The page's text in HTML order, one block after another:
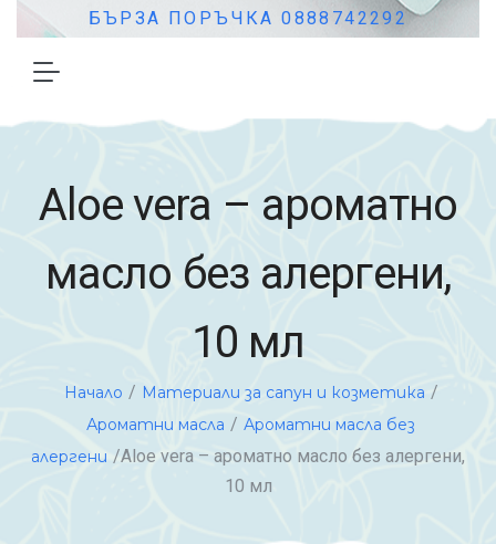
БЪРЗА ПОРЪЧКА 0888742292
Aloe vera – ароматно
масло без алергени,
10 мл
Начало / Материали за сапун и козметика /
Ароматни масла / Ароматни масла без
алергени /Aloe vera – ароматно масло без алергени,
10 мл